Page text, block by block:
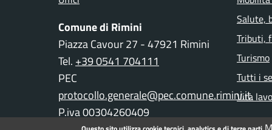
Comune di Rimini
Piazza Cavour 27 - 47921 Rimini
Tel. +39 0541 704111
PEC
protocollo.generale@pec.comune.rimini.it
P.iva 00304260409
Salute,
Tributi,
Turismo
Tutti i
Vita